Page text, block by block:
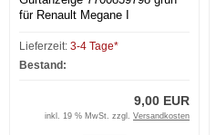
für Renault Megane I
Lieferzeit: 3-4 Tage*
Bestand:
9,00 EUR
inkl. 19 % MwSt. zzgl. Versandkosten